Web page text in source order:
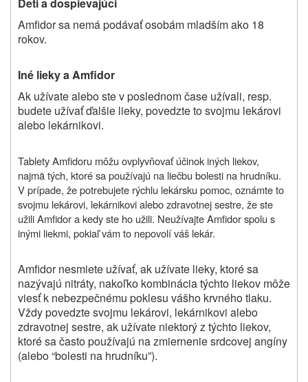
Amfidor sa nemá podávať osobám mladším ako 18
rokov.
Iné lieky a Amfidor
Ak užívate alebo ste v poslednom čase užívali, resp.
budete užívať ďalšie lieky, povedzte to svojmu lekárovi
alebo lekárnikovi.
Tablety Amfidoru môžu ovplyvňovať účinok iných liekov,
najmä tých, ktoré sa používajú na liečbu bolesti na hrudníku.
V prípade, že potrebujete rýchlu lekársku pomoc, oznámte to
svojmu lekárovi, lekárnikovi alebo zdravotnej sestre, že ste
užili Amfidor a kedy ste ho užili. Neužívajte Amfidor spolu s
inými liekmi, pokiaľ vám to nepovolí váš lekár.
Amfidor nesmiete užívať, ak užívate lieky, ktoré sa
nazývajú nitráty, nakoľko kombinácia týchto liekov môže
viesť k nebezpečnému poklesu vášho krvného tlaku.
Vždy povedzte svojmu lekárovi, lekárnikovi alebo
zdravotnej sestre, ak užívate niektorý z týchto liekov,
ktoré sa často používajú na zmiernenie srdcovej angíny
(alebo “bolesti na hrudníku”).